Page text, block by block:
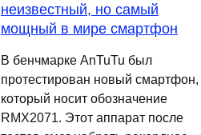
неизвестный, но самый
мощный в мире смартфон
В бенчмарке AnTuTu был
протестирован новый смартфон,
который носит обозначение
RMX2071. Этот аппарат после